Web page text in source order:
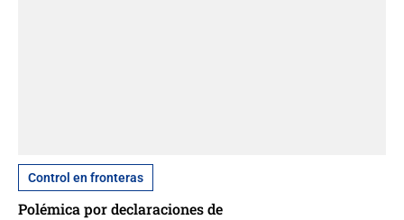
Control en fronteras
Polémica por declaraciones de